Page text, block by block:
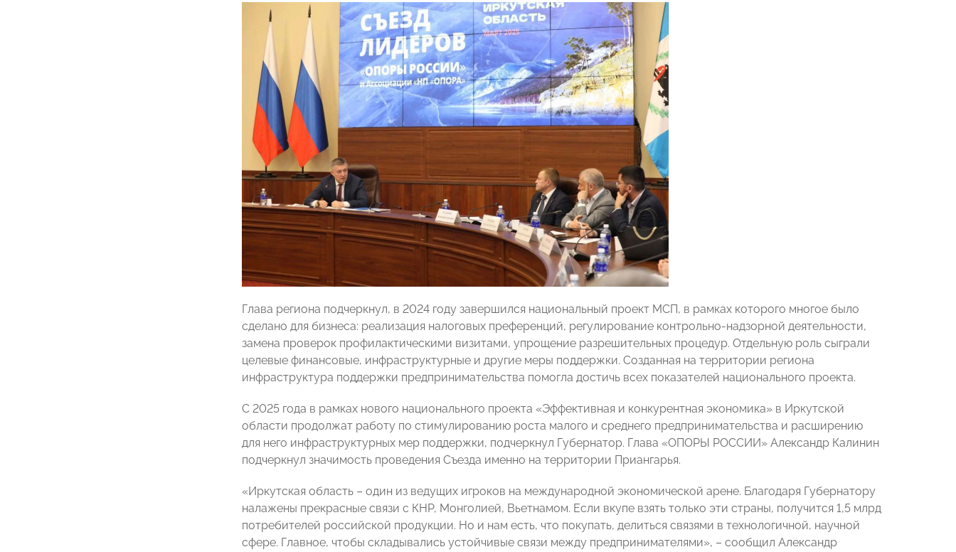
Глава региона подчеркнул, в 2024 году завершился национальный проект МСП, в рамках которого многое было
сделано для бизнеса: реализация налоговых преференций, регулирование контрольно-надзорной деятельности,
замена проверок профилактическими визитами, упрощение разрешительных процедур. Отдельную роль сыграли
целевые финансовые, инфраструктурные и другие меры поддержки. Созданная на территории региона
инфраструктура поддержки предпринимательства помогла достичь всех показателей национального проекта.
С 2025 года в рамках нового национального проекта «Эффективная и конкурентная экономика» в Иркутской
области продолжат работу по стимулированию роста малого и среднего предпринимательства и расширению
для него инфраструктурных мер поддержки, подчеркнул Губернатор. Глава «ОПОРЫ РОССИИ» Александр Калинин
подчеркнул значимость проведения Съезда именно на территории Приангарья.
«Иркутская область – один из ведущих игроков на международной экономической арене. Благодаря Губернатору
налажены прекрасные связи с КНР, Монголией, Вьетнамом. Если вкупе взять только эти страны, получится 1,5 млрд
потребителей российской продукции. Но и нам есть, что покупать, делиться связями в технологичной, научной
сфере. Главное, чтобы складывались устойчивые связи между предпринимателями», – сообщил Александр